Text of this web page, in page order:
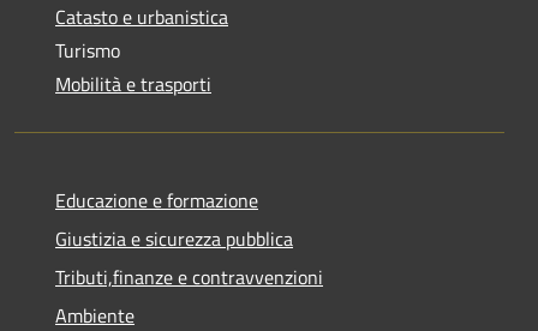
Catasto e urbanistica
Turismo
Mobilità e trasporti
Educazione e formazione
Giustizia e sicurezza pubblica
Tributi,finanze e contravvenzioni
Ambiente